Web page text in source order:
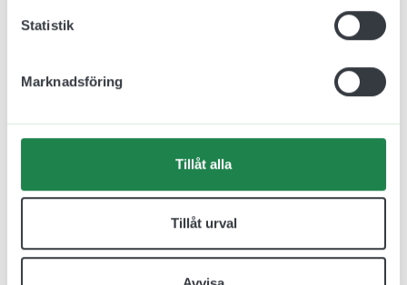
Statistik
Marknadsföring
Tillåt alla
Tillåt urval
1171.00 kr